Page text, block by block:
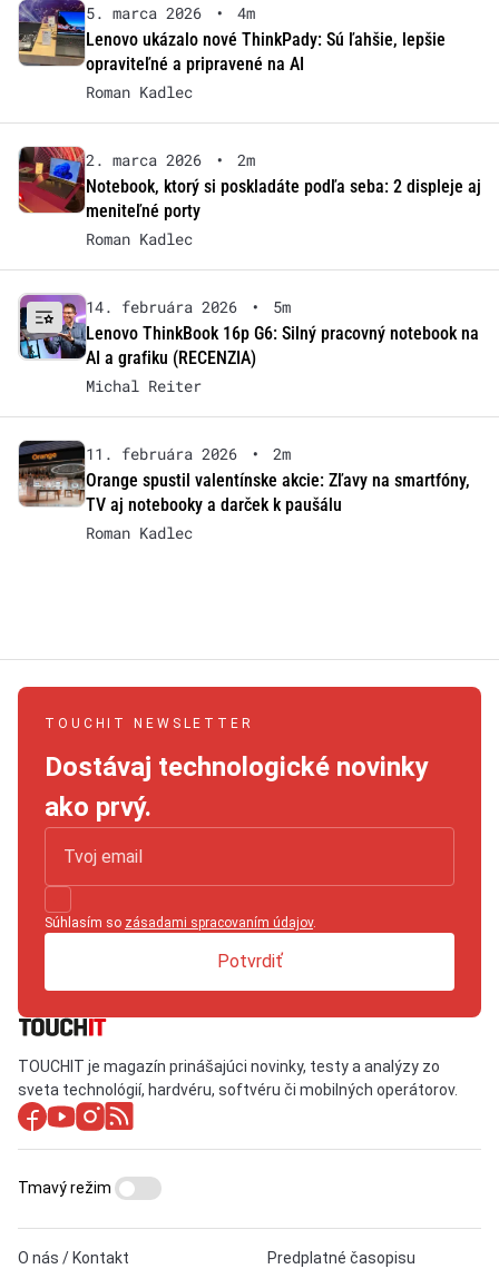
5. marca 2026 •
4m
Lenovo ukázalo nové ThinkPady: Sú ľahšie, lepšie
opraviteľné a pripravené na AI
Roman Kadlec
2. marca 2026 •
2m
Notebook, ktorý si poskladáte podľa seba: 2 displeje aj
meniteľné porty
Roman Kadlec
14. februára 2026 •
5m
Lenovo ThinkBook 16p G6: Silný pracovný notebook na
AI a grafiku (RECENZIA)
Michal Reiter
11. februára 2026 •
2m
Orange spustil valentínske akcie: Zľavy na smartfóny,
TV aj notebooky a darček k paušálu
Roman Kadlec
TOUCHIT NEWSLETTER
Dostávaj technologické novinky
ako prvý.
Súhlasím so zásadami spracovaním údajov.
Potvrdiť
TOUCHIT je magazín prinášajúci novinky, testy a analýzy zo
sveta technológií, hardvéru, softvéru či mobilných operátorov.
O nás / Kontakt Predplatné časopisu
Tmavý režim